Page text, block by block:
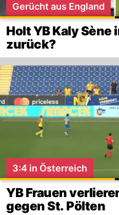
Gerücht aus England
Holt YB Kaly Sène
zurück?
3:4 in Österreich
YB Frauen
gegen St. Pölten